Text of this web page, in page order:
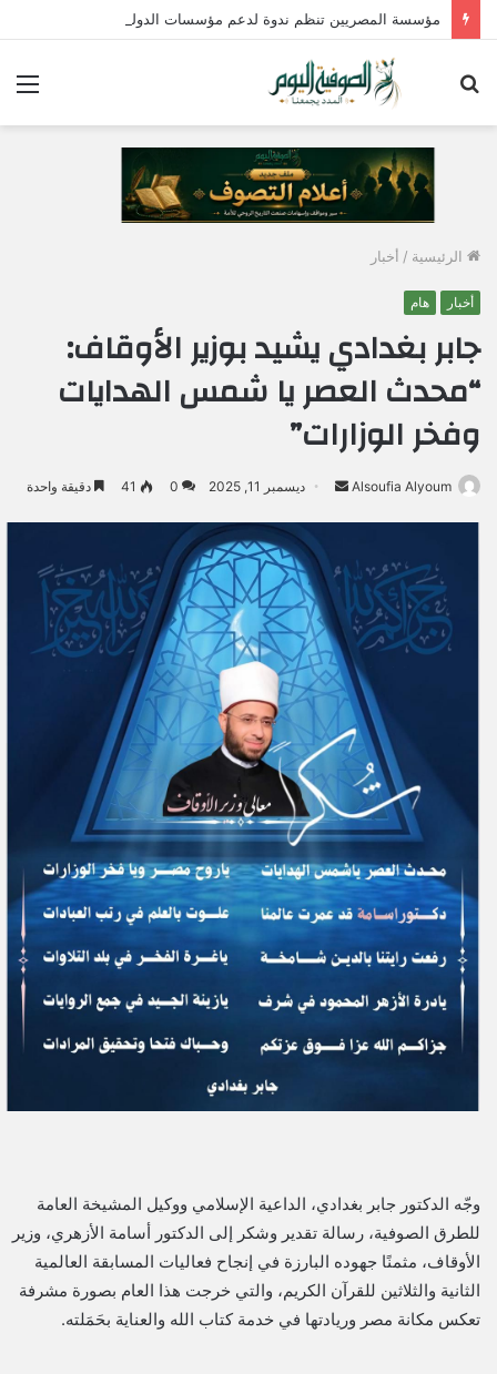
الرئيسية / أخبار
أخبار هام
جابر بغدادي يشيد بوزير الأوقاف:
“محدث العصر يا شمس الهدايات
وفخر الوزارات”
Alsoufia Alyoum
ي
د
ت
ر
و
ن
ي
ديسمبر 11, 2025 0
41 دقيقة واحدة
وجّه الدكتور جابر بغدادي، الداعية الإسلامي ووكيل المشيخة العامة
للطرق الصوفية، رسالة تقدير وشكر إلى الدكتور أسامة الأزهري، وزير
الأوقاف، مثمنًا جهوده البارزة في إنجاح فعاليات المسابقة العالمية
الثانية والثلاثين للقرآن الكريم، والتي خرجت هذا العام بصورة مشرفة
تعكس مكانة مصر وريادتها في خدمة كتاب الله والعناية بحَمَلته.